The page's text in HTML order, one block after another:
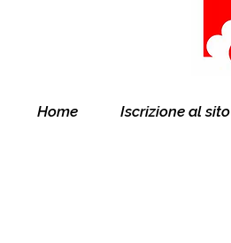
Home Iscrizione al sito